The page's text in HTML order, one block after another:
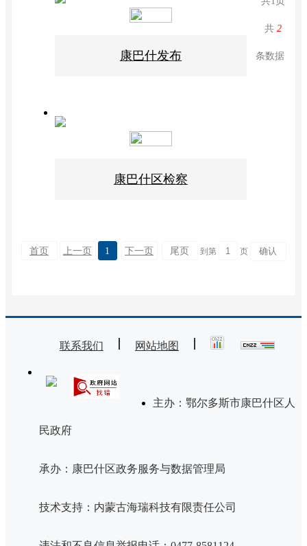
康巴什发布
康巴什区检察
共 2
条数据
首页 上一页 1 下一页 尾页 到第 页
联系我们 网站地图
主办：鄂尔多斯市康巴什区人
民政府
承办：康巴什区政务服务与数据管理局
技术支持：内蒙古海瑞科技有限责任公司